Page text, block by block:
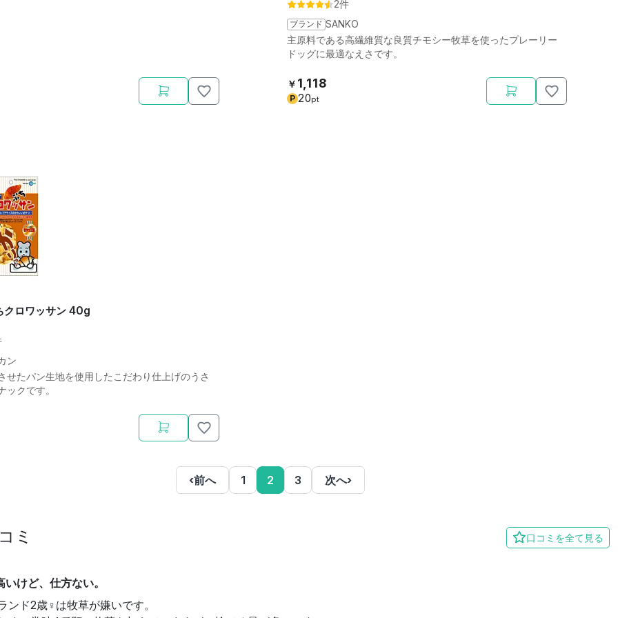
2件
ブランド SANKO
主原料である高繊維質な良質チモシー牧草を使ったプレーリー
ドッグに最適なえさです。
￥ 1,118
P 20pt
クロワッサン 40g
ン
せたパン生地を使用したこだわり仕上げのうさ
ックです。
‹前へ 1 2 3 次へ›
ミ 口コミを全て見る
いけど、仕方ない。
ンド2歳♀は牧草が嫌いです。